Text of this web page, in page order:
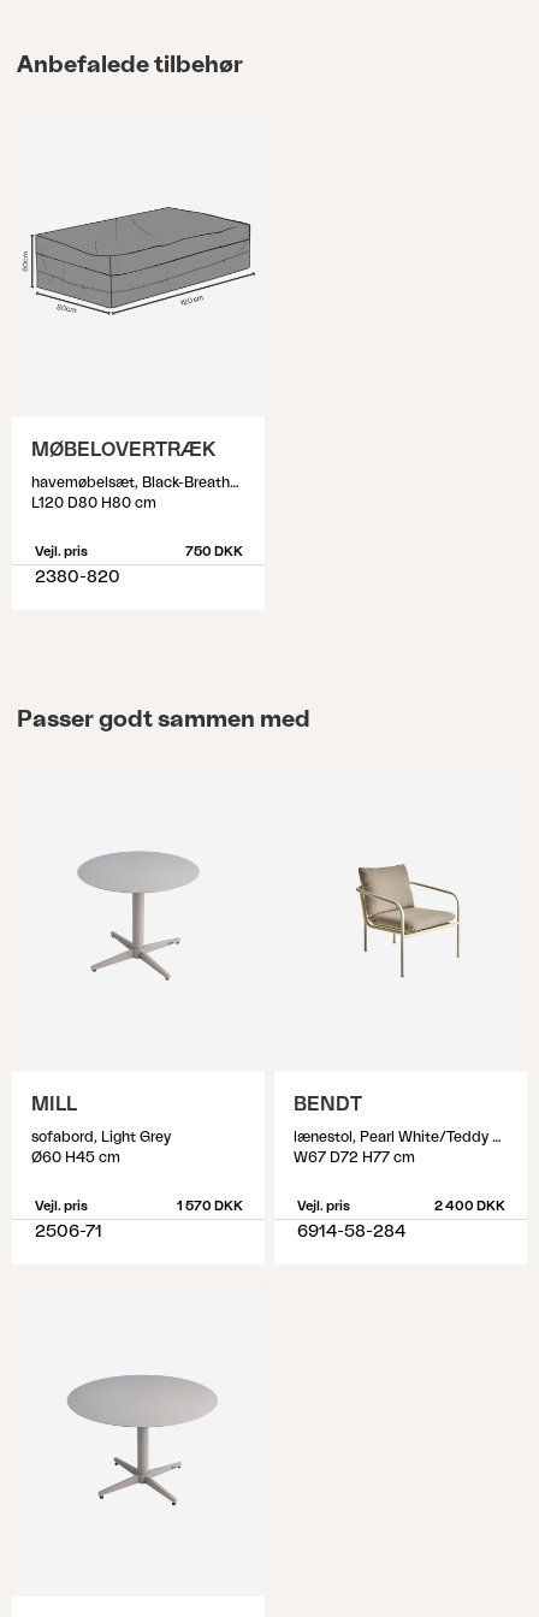
Anbefalede tilbehør
MØBELOVERTRÆK
havemøbelsæt, Black-Breathable
L120 D80 H80 cm
Vejl. pris 750 DKK
2380-820
Passer godt sammen med
MILL
sofabord, Light Grey
Ø60 H45 cm
Vejl. pris 1 570 DKK
2506-71
BENDT
lænestol, Pearl White/Teddy Beige
W67 D72 H77 cm
Vejl. pris 2 400 DKK
6914-58-284